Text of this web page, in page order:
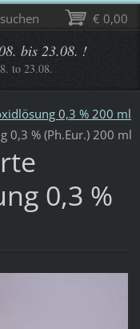
bis 23.08. !
to 23.08.
0,3 % 200 ml
0,3 % (Ph.Eur.) 200 ml
0,3 %
€ 0,00